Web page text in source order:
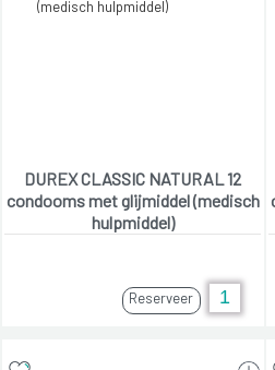
DUREX CLASSIC NATURAL 12
condooms met glijmiddel (medisch
hulpmiddel)
Reserveer